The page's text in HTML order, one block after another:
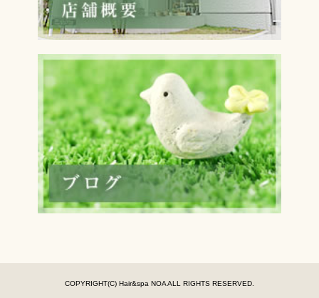
COPYRIGHT(C) Hair&spa NOA ALL RIGHTS RESERVED.